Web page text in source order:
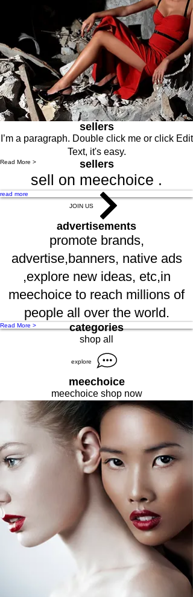
sellers
I’m a paragraph. Double click me or click Edit
Text, it's easy.
Read More > sellers
sell on meechoice .
read more
JOIN US
advertisements
promote brands,
advertise,banners, native ads
,explore new ideas, etc,in
meechoice to reach millions of
people all over the world.
Read More > categories
shop all
explore
meechoice
meechoice shop now